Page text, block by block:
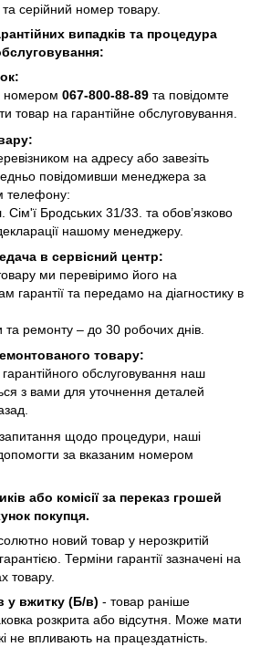
серійний номер товару.
випадків та процедура
номером 067-800-88-89 та повідомте
товар на гарантійне обслуговування.
на адресу або завезіть
повідомивши менеджера за
телефону:
Сім'ї Бродських 31/33. та обов’язково
нашому менеджеру.
в сервісний центр:
ми перевіримо його на
гарантії та передамо на діагностику в
та ремонту – до 30 робочих днів.
товару:
обслуговування наш
з вами для уточнення деталей
щодо процедури, наші
за вказаним номером
або комісії за переказ грошей
покупця.
новий товар у нерозкритій
Терміни гарантії зазначені на
товару.
у вжитку (Б/в) - товар раніше
розкрита або відсутня. Може мати
не впливають на працездатність.